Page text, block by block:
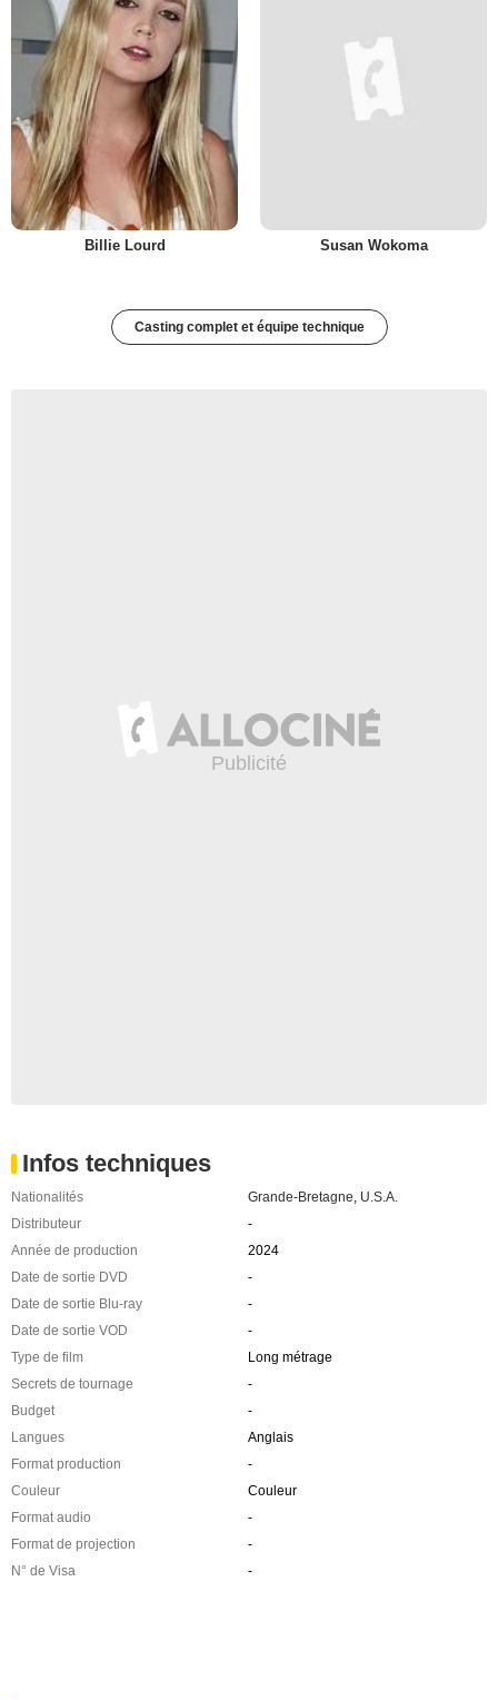
Billie Lourd Susan Wokoma
Casting complet et équipe technique
Infos techniques
Nationalités Grande-Bretagne, U.S.A.
Distributeur
-
Année de production
2024
Date de sortie DVD
-
Date de sortie Blu-ray
-
Date de sortie VOD
-
Type de film
Long métrage
Secrets de tournage
-
Budget
-
Langues
Anglais
Format production
-
Couleur
Couleur
Format audio
-
Format de projection
-
N° de Visa
-